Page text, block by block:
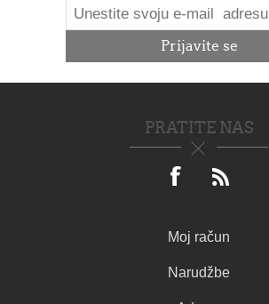
PRATITE NAS
Moj račun
Narudžbe